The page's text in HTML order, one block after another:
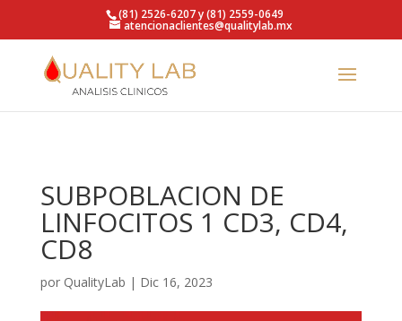
https://qualitylab.mx/(81) 2526-6207 y (81) 2559-0649
atencionaclientes@qualitylab.mx
SUBPOBLACION DE
LINFOCITOS 1 CD3, CD4,
CD8
por QualityLab | Dic 16, 2023